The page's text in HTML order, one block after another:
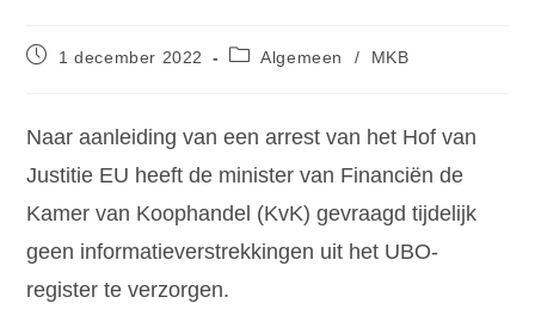
1 december 2022 Algemeen / MKB
Naar aanleiding van een arrest van het Hof van
Justitie EU heeft de minister van Financiën de
Kamer van Koophandel (KvK) gevraagd tijdelijk
geen informatieverstrekkingen uit het UBO-
register te verzorgen.